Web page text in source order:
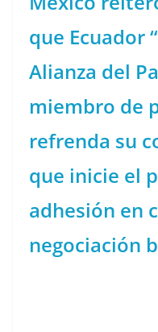
que Ecuador
Alianza del
miembro de
refrenda su
que inicie el
adhesión en
negociación